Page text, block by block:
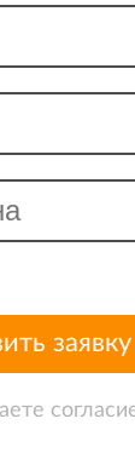
заявку